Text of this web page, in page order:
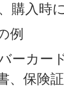
購入時
例
ーカー
、保険